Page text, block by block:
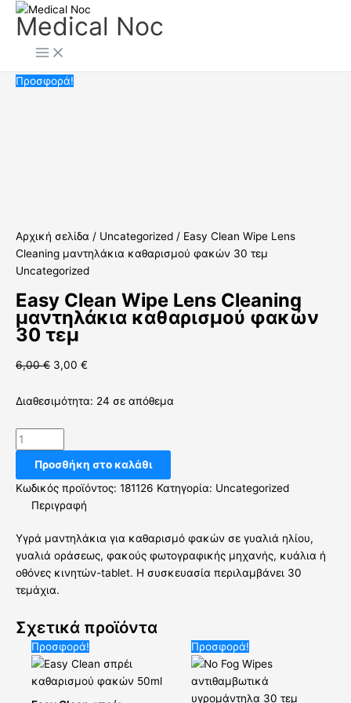
Μετάβαση
Medical Noc
Προσφορά!
Αρχική σελίδα / Uncategorized / Easy Clean Wipe Lens
Cleaning μαντηλάκια καθαρισμού φακών 30 τεμ
Uncategorized
Easy Clean Wipe Lens Cleaning
μαντηλάκια καθαρισμού φακών
30 τεμ
6,00€
Original
price
6,00 €.
3,00 €
Η
τρέχουσα
Διαθεσιμότητα: 24 σε απόθεμα
Easy
Clean
Lens
Cleaning
Προσθήκη στο καλάθι
Κωδικός προϊόντος: 181126 Κατηγορία: Uncategorized
Περιγραφή
Υγρά μαντηλάκια για καθαρισμό φακών σε γυαλιά ηλίου,
γυαλιά οράσεως, φακούς φωτογραφικής μηχανής, κυάλια ή
οθόνες κινητών-tablet. Η συσκευασία περιλαμβάνει 30
τεμάχια.
Σχετικά προϊόντα
Προσφορά!
Original
price
was:
5,00 €.
τιμή
είναι:
Προσφορά!
Original
price
was:
8,00 €.
τιμή
είναι:
3,50 €.